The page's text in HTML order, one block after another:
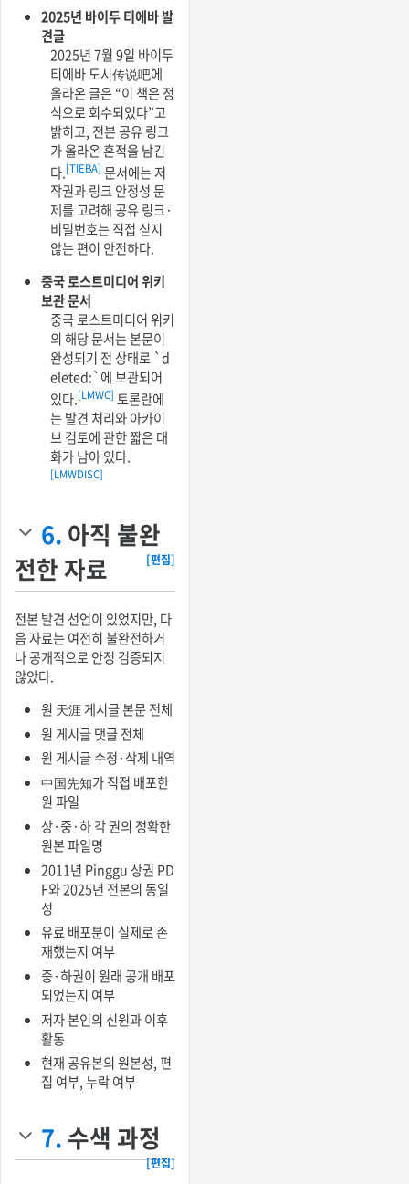
2025년 바이두 티에바 발
견글
2025년 7월 9일 바이두
티에바 도시传说吧에
올라온 글은 “이 책은 정
식으로 회수되었다”고
밝히고, 전본 공유 링크
가 올라온 흔적을 남긴
다.[TIEBA] 문서에는 저
작권과 링크 안정성 문
제를 고려해 공유 링크·
비밀번호는 직접 싣지
않는 편이 안전하다.
중국 로스트미디어 위키
보관 문서
중국 로스트미디어 위키
의 해당 문서는 본문이
완성되기 전 상태로 `d
eleted:`에 보관되어
있다.[LMWC] 토론란에
는 발견 처리와 아카이
브 검토에 관한 짧은 대
화가 남아 있다.
[LMWDISC]
6. 아직 불완
전한 자료
[편집]
전본 발견 선언이 있었지만, 다
음 자료는 여전히 불완전하거
나 공개적으로 안정 검증되지
않았다.
원 天涯 게시글 본문 전체
원 게시글 댓글 전체
원 게시글 수정·삭제 내역
中国先知가 직접 배포한
원 파일
상·중·하 각 권의 정확한
원본 파일명
2011년 Pinggu 상권 PD
F와 2025년 전본의 동일
성
유료 배포분이 실제로 존
재했는지 여부
중·하권이 원래 공개 배포
되었는지 여부
저자 본인의 신원과 이후
활동
현재 공유본의 원본성, 편
집 여부, 누락 여부
7. 수색 과정
[편집]